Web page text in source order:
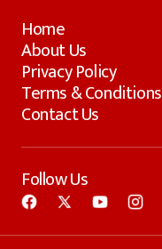
Home
About Us
Privacy Policy
Terms & Conditions
Contact Us
Follow Us